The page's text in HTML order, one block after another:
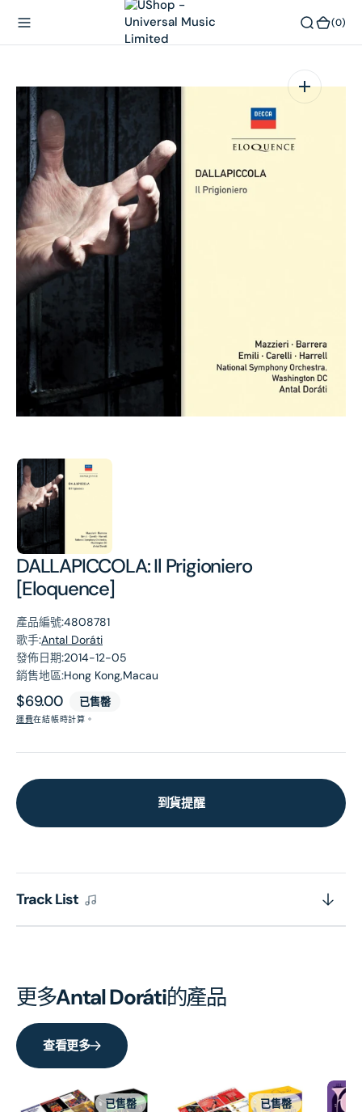
(0)
DALLAPICCOLA: Il Prigioniero
[Eloquence]
產品編號:4808781
歌手:Antal Doráti
發佈日期:2014-12-05
銷售地區:Hong Kong,Macau
原
價
$69.00 已售罄
運費在結帳時計算。
到貨提醒
Track List
張
更多Antal Doráti的產品
查看更多
已售罄 已售罄